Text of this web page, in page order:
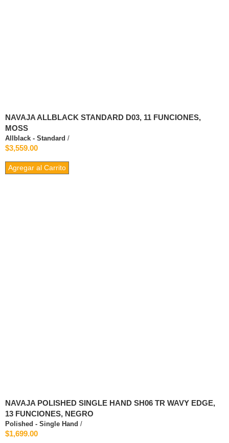
NAVAJA ALLBLACK STANDARD D03, 11 FUNCIONES,
MOSS
Allblack - Standard /
$3,559.00
Agregar al Carrito
NAVAJA POLISHED SINGLE HAND SH06 TR WAVY EDGE,
13 FUNCIONES, NEGRO
Polished - Single Hand /
$1,699.00